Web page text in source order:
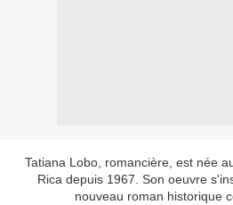
Tatiana Lobo, romancière, est née
Rica depuis 1967. Son oeuvre
nouveau roman historique